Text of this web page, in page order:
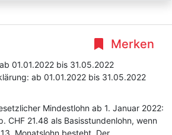
Merken
ab 01.01.2022 bis 31.05.2022
ab 01.01.2022 bis 31.05.2022
Mindestlohn ab 1. Januar 2022:
CHF 21.48 als Basisstundenlohn, wenn
Monatslohn besteht. Der